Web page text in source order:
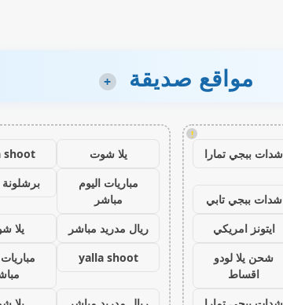
مواقع صديقة +
!
شدات ببجي تمارا
شدات ببجي تابي
ايتونز امريكي
شحن يلا لودو
اقساط
يلا شوت
shoot
مباريات اليوم
مباشر
ريال مدريد مباشر
يلا
yalla shoot